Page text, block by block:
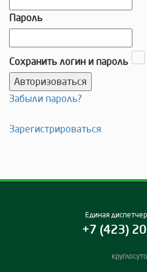
Пароль
Сохранить логин и пароль
Забыли пароль?
Зарегистрироваться
Единая
+7 (423)